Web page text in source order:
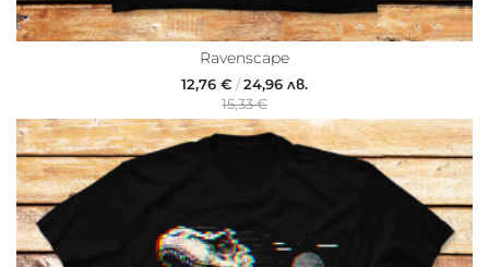
Ravenscape
12,76 € /24,96 лв.
15,33 €